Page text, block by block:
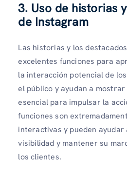
3. Uso de historias
de Instagram
Las historias y los
excelentes funciones para
la interacción potencial de
el público y ayudan a
esencial para impulsar la
funciones son
interactivas y pueden ayudar
visibilidad y mantener su
los clientes.